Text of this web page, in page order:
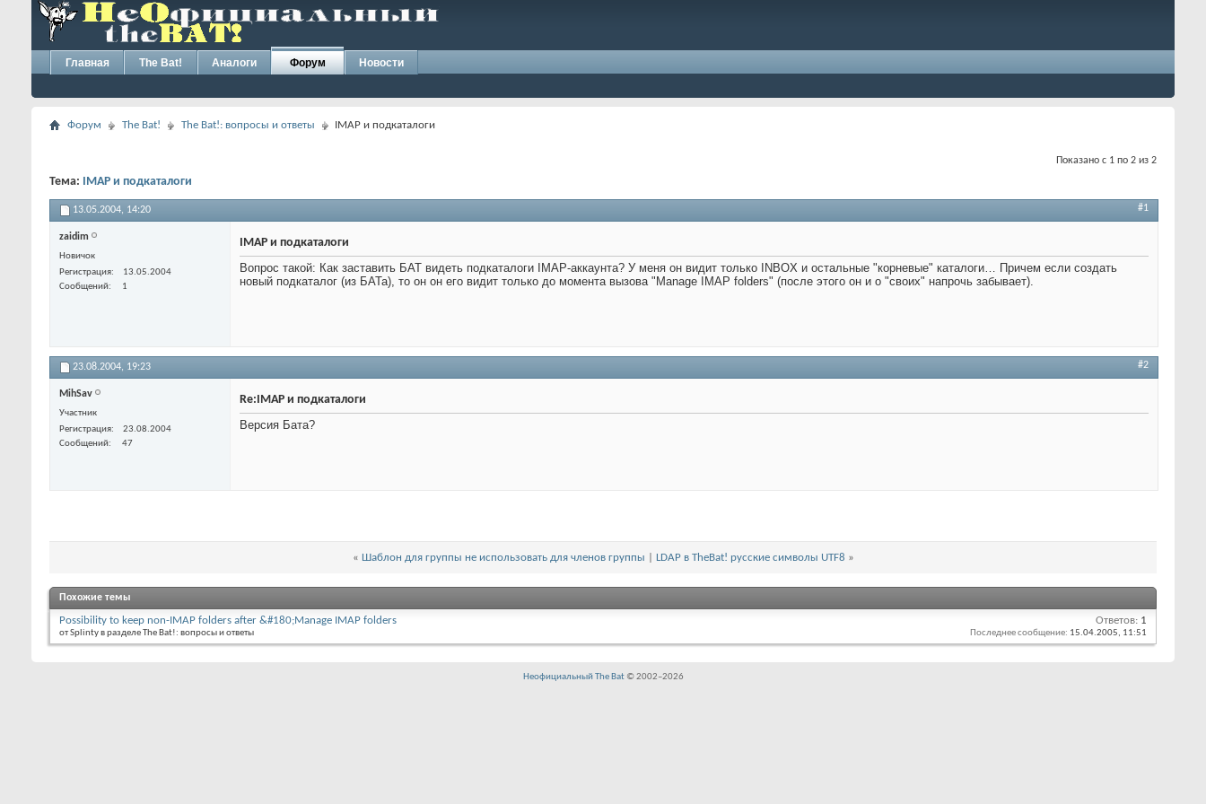
Главная The Bat! Аналоги Форум Новости
Форум The Bat! The Bat!: вопросы и ответы IMAP и подкаталоги
Показано с 1 по 2 из 2
Тема: IMAP и подкаталоги
13.05.2004, 14:20 #1
zaidim
Новичок
Регистрация
13.05.2004
Сообщений
1
IMAP и подкаталоги
Вопрос такой: Как заставить БАТ видеть подкаталоги IMAP-аккаунта? У меня он видит только INBOX и остальные "корневые" каталоги… Причем если создать
новый подкаталог (из БАТа), то он он его видит только до момента вызова "Manage IMAP folders" (после этого он и о "своих" напрочь забывает).
23.08.2004, 19:23 #2
MihSav
Участник
Регистрация
23.08.2004
Сообщений
47
Re:IMAP и подкаталоги
Версия Бата?
« Шаблон для группы не использовать для членов группы LDAP в TheBat! русские символы UTF8 »
Похожие темы
Possibility to keep non-IMAP folders after &#180;Manage IMAP folders
от Splinty в разделе The Bat!: вопросы и ответы
Ответов: 1
Последнее сообщение: 15.04.2005, 11:51
Неофициальный The Bat© 2002–2026